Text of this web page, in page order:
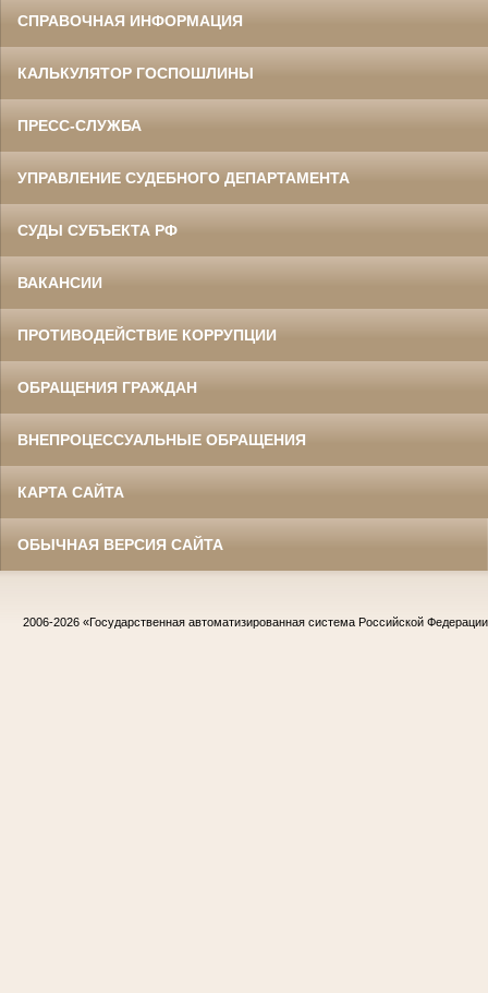
СПРАВОЧНАЯ ИНФОРМАЦИЯ
КАЛЬКУЛЯТОР ГОСПОШЛИНЫ
ПРЕСС-СЛУЖБА
УПРАВЛЕНИЕ СУДЕБНОГО ДЕПАРТАМЕНТА
СУДЫ СУБЪЕКТА РФ
ВАКАНСИИ
ПРОТИВОДЕЙСТВИЕ КОРРУПЦИИ
ОБРАЩЕНИЯ ГРАЖДАН
ВНЕПРОЦЕССУАЛЬНЫЕ ОБРАЩЕНИЯ
КАРТА САЙТА
ОБЫЧНАЯ ВЕРСИЯ САЙТА
2006-2026 «Государственная автоматизированная система Российской